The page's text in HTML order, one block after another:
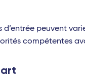
peuvent
compétentes